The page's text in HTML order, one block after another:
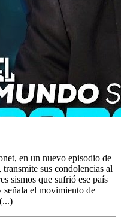
en un nuevo episodio de
sus condolencias al
sismos que sufrió ese país
señala el movimiento de